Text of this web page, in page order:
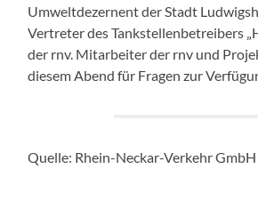
Umweltdezernent der Stadt
Vertreter des Tankstellenbetreibers
der rnv. Mitarbeiter der rnv und
diesem Abend für Fragen zur
Quelle: Rhein-Neckar-Verkehr GmbH